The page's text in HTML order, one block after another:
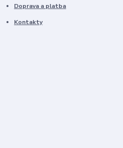
Doprava a platba
Kontakty